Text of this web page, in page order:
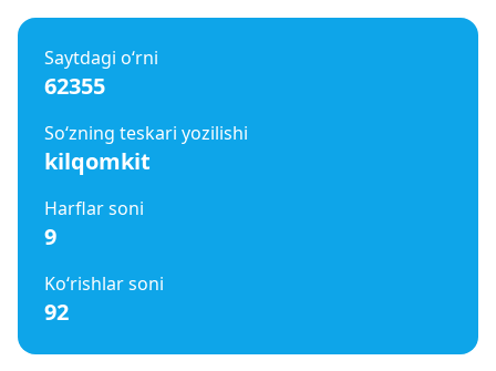
Saytdagi o‘rni
62355
So‘zning teskari yozilishi
kilqomkit
Harflar soni
9
Ko‘rishlar soni
92